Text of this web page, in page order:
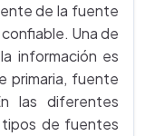
de la fuente
Una de
información es
primaria, fuente
las diferentes
tipos de fuentes